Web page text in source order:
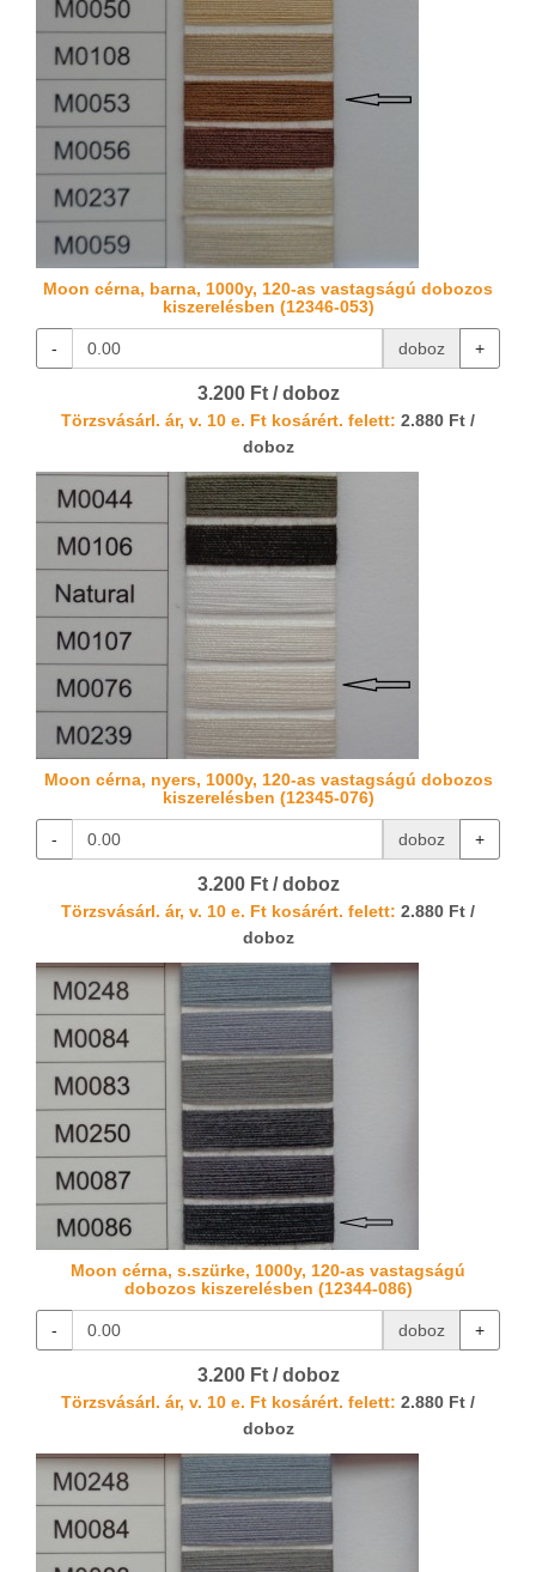
Moon cérna, barna, 1000y, 120-as vastagságú dobozos
kiszerelésben (12346-053)
- doboz +
3.200 Ft / doboz
Törzsvásárl. ár, v. 10 e. Ft kosárért. felett: 2.880 Ft /
doboz
Moon cérna, nyers, 1000y, 120-as vastagságú dobozos
kiszerelésben (12345-076)
- doboz +
3.200 Ft / doboz
Törzsvásárl. ár, v. 10 e. Ft kosárért. felett: 2.880 Ft /
doboz
Moon cérna, s.szürke, 1000y, 120-as vastagságú
dobozos kiszerelésben (12344-086)
- doboz +
3.200 Ft / doboz
Törzsvásárl. ár, v. 10 e. Ft kosárért. felett: 2.880 Ft /
doboz